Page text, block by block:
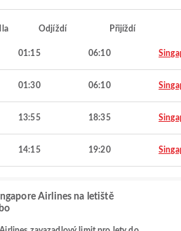
Odjíždí Přijíždí
01:15 06:10
01:30 06:10
13:55 18:35
14:15 19:20
Airlines na letiště